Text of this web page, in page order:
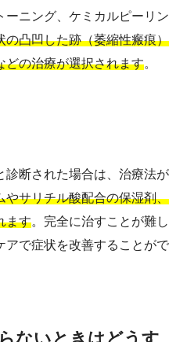
ニング、ケミカルピーリン
の凸凹した跡（萎縮性瘢痕）
どの治療が選択されます。
診断された場合は、治療法が
やサリチル酸配合の保湿剤、
ます。完全に治すことが難し
アで症状を改善することがで